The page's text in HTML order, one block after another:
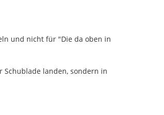
und nicht für "Die da oben in
landen, sondern in